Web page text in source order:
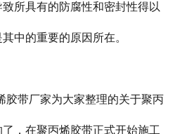
所具有的防腐性和密封性得以
中的重要的原因所在。
胶带厂家为大家整理的关于聚丙
，在聚丙烯胶带正式开始施工